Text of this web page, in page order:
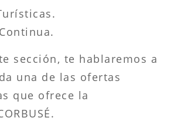
sección, te hablaremos a
una de las ofertas
que ofrece la